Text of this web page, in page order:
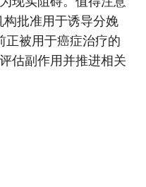
批准用于诱导分娩
正被用于癌症治疗的
估副作用并推进相关